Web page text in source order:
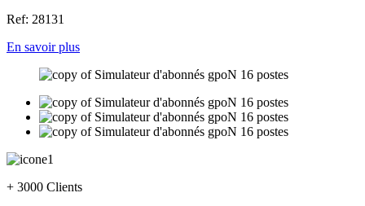
Ref: 28131
En savoir plus
+ 3000 Clients